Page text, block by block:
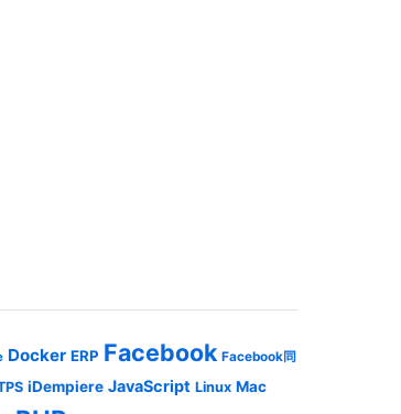
Docker ERP Facebook Facebook同
iDempiere JavaScript Linux Mac